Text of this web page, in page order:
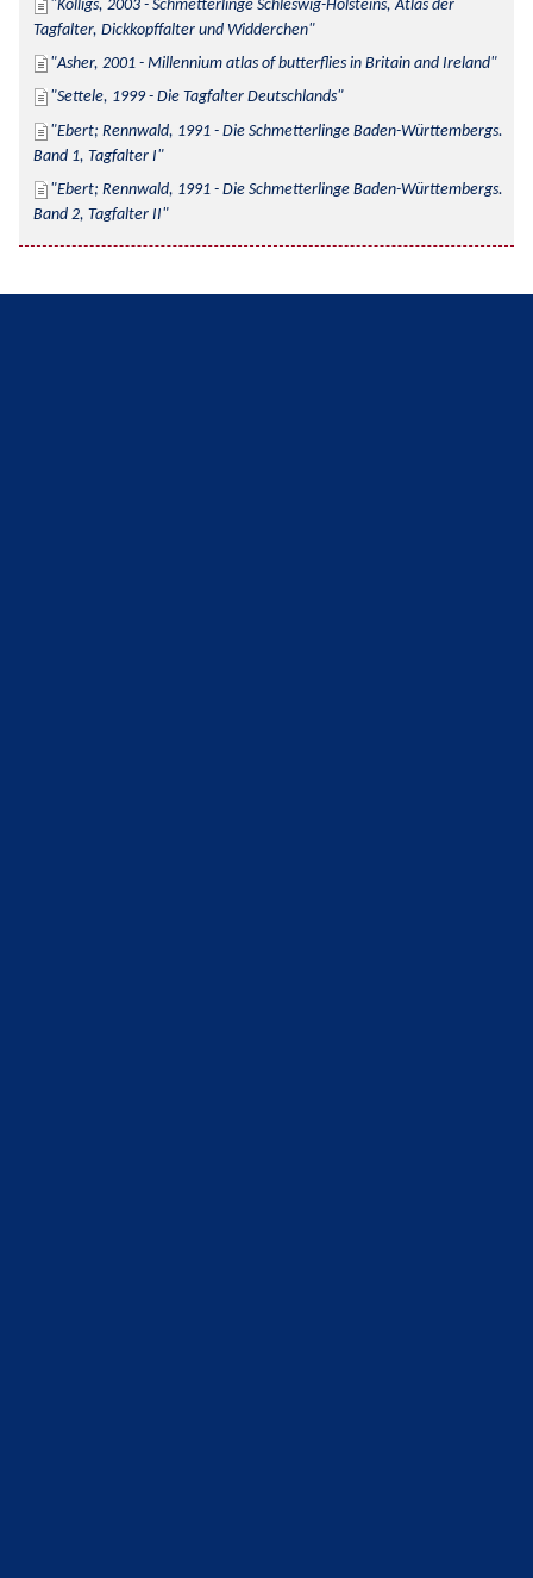
Kolligs, 2003 - Schmetterlinge Schleswig-Holsteins, Atlas der
Tagfalter, Dickkopffalter und Widderchen
Asher, 2001 - Millennium atlas of butterflies in Britain and Ireland
Settele, 1999 - Die Tagfalter Deutschlands
Ebert; Rennwald, 1991 - Die Schmetterlinge Baden-Württembergs.
Band 1, Tagfalter I
Ebert; Rennwald, 1991 - Die Schmetterlinge Baden-Württembergs.
Band 2, Tagfalter II